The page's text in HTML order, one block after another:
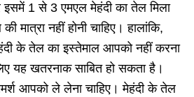
इसमें 1 से 3 एमएल मेहंदी का तेल मिला
मात्रा नहीं होनी चाहिए। हालांकि,
के तेल का इस्तेमाल आपको नहीं करना
यह खतरनाक साबित हो सकता है।
आपको ले लेना चाहिए। मेहंदी के तेल